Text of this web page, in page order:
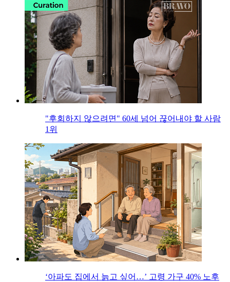
"후회하지 않으려면" 60세 넘어 끊어내야 할 사람
1위
‘아파도 집에서 늙고 싶어…’ 고령 가구 40% 노후